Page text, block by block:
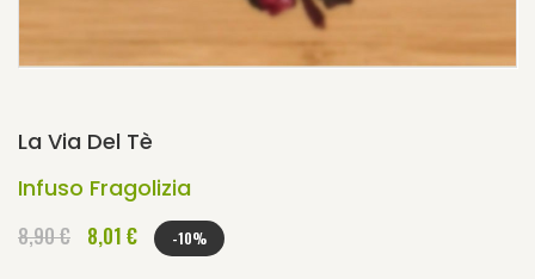
La Via Del Tè
Infuso Fragolizia
8,90 € 8,01 € -10%